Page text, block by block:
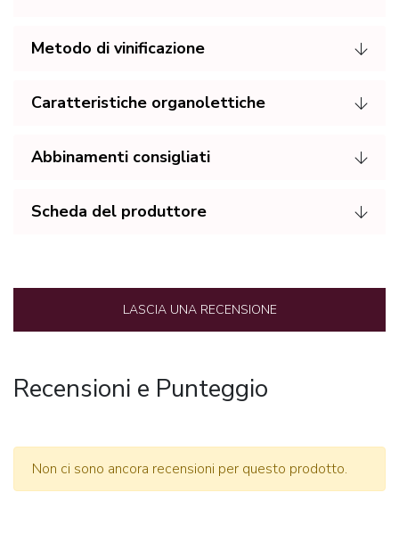
Metodo di vinificazione
Caratteristiche organolettiche
Abbinamenti consigliati
Scheda del produttore
LASCIA UNA RECENSIONE
Recensioni e Punteggio
Non ci sono ancora recensioni per questo prodotto.